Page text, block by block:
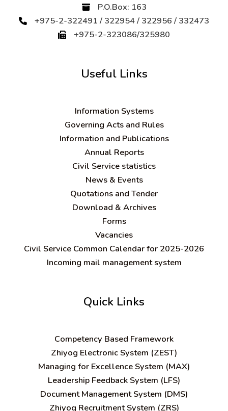
P.O.Box: 163
+975-2-322491 / 322954 / 322956 / 332473
+975-2-323086/325980
Useful Links
Information Systems
Governing Acts and Rules
Information and Publications
Annual Reports
Civil Service statistics
News & Events
Quotations and Tender
Download & Archives
Forms
Vacancies
Civil Service Common Calendar for 2025-2026
Incoming mail management system
Quick Links
Competency Based Framework
Zhiyog Electronic System (ZEST)
Managing for Excellence System (MAX)
Leadership Feedback System (LFS)
Document Management System (DMS)
Zhiyog Recruitment System (ZRS)